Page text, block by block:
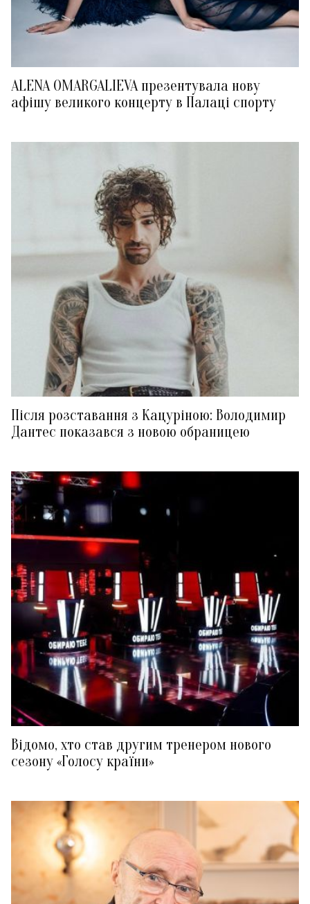
ALENA OMARGALIEVA презентувала нову
афішу великого концерту в Палаці спорту
Після розставання з Кацуріною: Володимир
Дантес показався з новою обраницею
Відомо, хто став другим тренером нового
сезону «Голосу країни»